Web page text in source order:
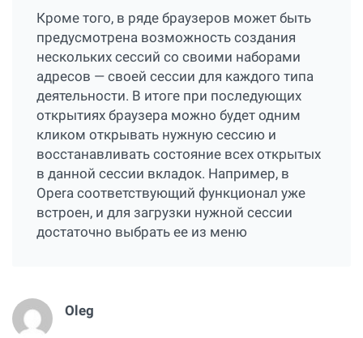
Кроме того, в ряде браузеров может быть
предусмотрена возможность создания
нескольких сессий со своими наборами
адресов — своей сессии для каждого типа
деятельности. В итоге при последующих
открытиях браузера можно будет одним
кликом открывать нужную сессию и
восстанавливать состояние всех открытых
в данной сессии вкладок. Например, в
Opera соответствующий функционал уже
встроен, и для загрузки нужной сессии
достаточно выбрать ее из меню
Oleg